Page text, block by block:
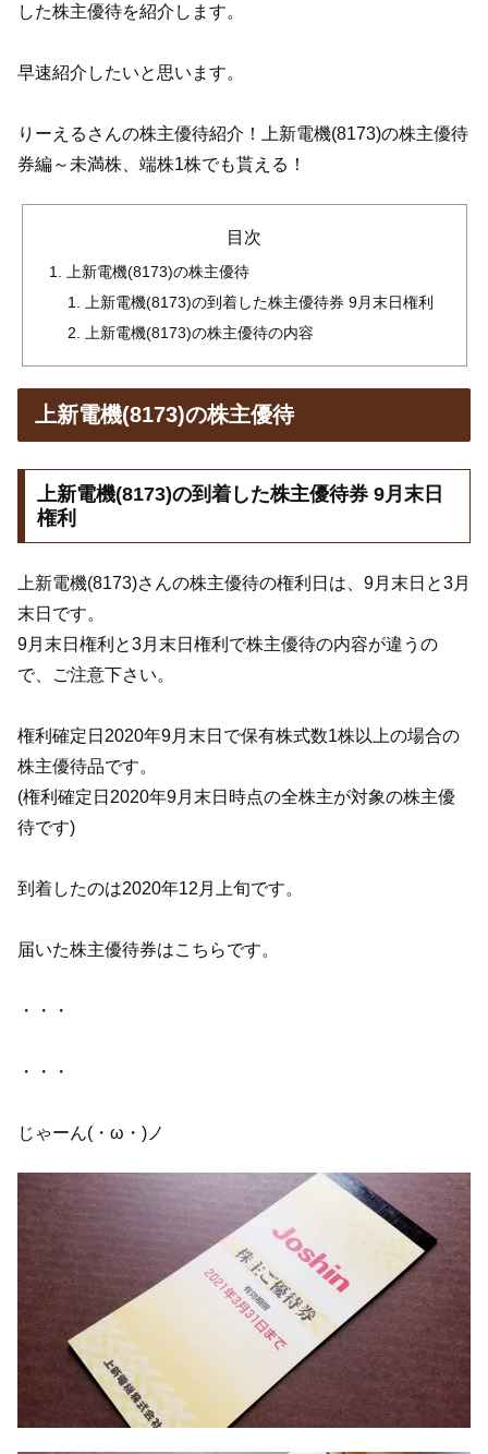
した株主優待を紹介します。
早速紹介したいと思います。
りーえるさんの株主優待紹介！上新電機(8173)の株主優待
券編～未満株、端株1株でも貰える！
目次
上新電機(8173)の株主優待
上新電機(8173)の到着した株主優待券 9月末日権利
上新電機(8173)の株主優待の内容
上新電機(8173)の株主優待
上新電機(8173)の到着した株主優待券 9月末日
権利
上新電機(8173)さんの株主優待の権利日は、9月末日と3月
末日です。
9月末日権利と3月末日権利で株主優待の内容が違うの
で、ご注意下さい。
権利確定日2020年9月末日で保有株式数1株以上の場合の
株主優待品です。
(権利確定日2020年9月末日時点の全株主が対象の株主優
待です)
到着したのは2020年12月上旬です。
届いた株主優待券はこちらです。
・・・
・・・
じゃーん(・ω・)ノ